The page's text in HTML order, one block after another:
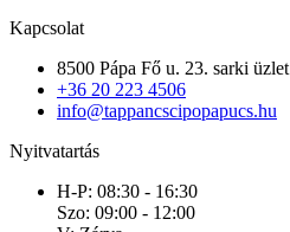
Kapcsolat
8500 Pápa Fő u. 23. sarki üzlet
+36 20 223 4506
info@tappancscipopapucs.hu
Nyitvatartás
H-P: 08:30 - 16:30
Szo: 09:00 - 12:00